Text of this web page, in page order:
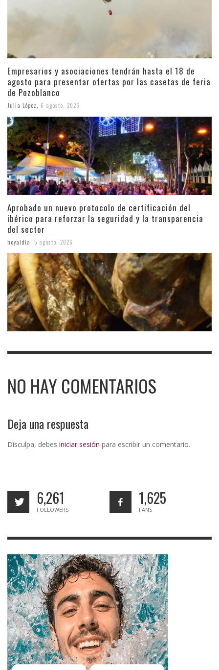
Empresarios y asociaciones tendrán hasta el 18 de
agosto para presentar ofertas por las casetas de feria
de Pozoblanco
Julia López 6 agosto, 2026
Aprobado un nuevo protocolo de certificación del
ibérico para reforzar la seguridad y la transparencia
del sector
hoyaldia 5 agosto, 2026
NO HAY COMENTARIOS
Deja una respuesta
Disculpa, debes iniciar sesión para escribir un comentario.
6,261
FOLLOWERS
1,625
FANS